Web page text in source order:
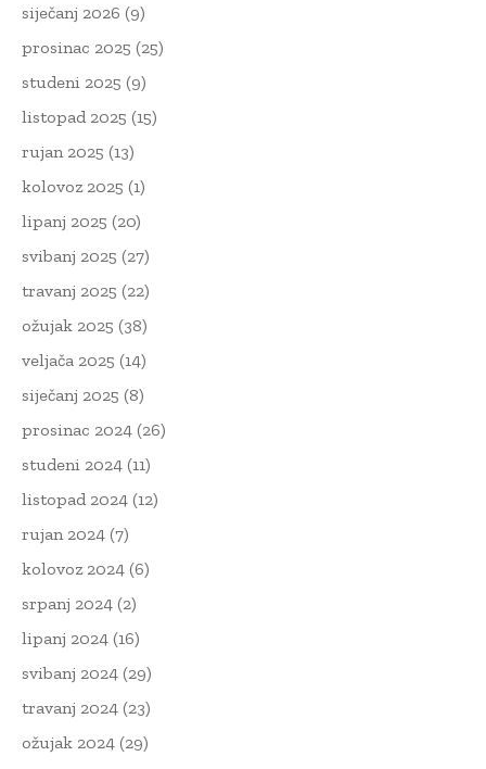
siječanj 2026 (9)
prosinac 2025 (25)
studeni 2025 (9)
listopad 2025 (15)
rujan 2025 (13)
kolovoz 2025 (1)
lipanj 2025 (20)
svibanj 2025 (27)
travanj 2025 (22)
ožujak 2025 (38)
veljača 2025 (14)
siječanj 2025 (8)
prosinac 2024 (26)
studeni 2024 (11)
listopad 2024 (12)
rujan 2024 (7)
kolovoz 2024 (6)
srpanj 2024 (2)
lipanj 2024 (16)
svibanj 2024 (29)
travanj 2024 (23)
ožujak 2024 (29)